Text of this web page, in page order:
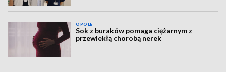
OPOLE
Sok z buraków pomaga ciężarnym z
przewlekłą chorobą nerek